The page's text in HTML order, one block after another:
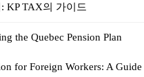
KP TAX의 가이드
the Quebec Pension Plan
for Foreign Workers: A Guide